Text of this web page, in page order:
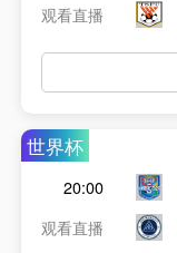
观看直播
世界杯
20:00
观看直播